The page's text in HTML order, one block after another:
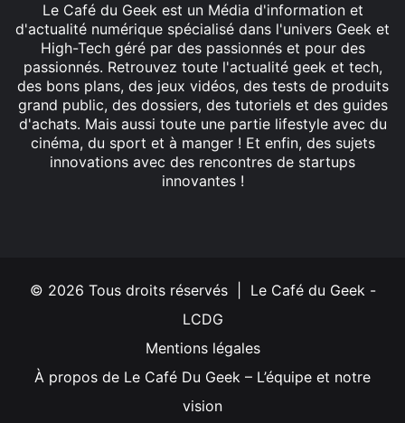
Le Café du Geek est un Média d'information et
d'actualité numérique spécialisé dans l'univers Geek et
High-Tech géré par des passionnés et pour des
passionnés. Retrouvez toute l'actualité geek et tech,
des bons plans, des jeux vidéos, des tests de produits
grand public, des dossiers, des tutoriels et des guides
d'achats. Mais aussi toute une partie lifestyle avec du
cinéma, du sport et à manger ! Et enfin, des sujets
innovations avec des rencontres de startups
innovantes !
© 2026 Tous droits réservés | Le Café du Geek -
LCDG
Mentions légales
À propos de Le Café Du Geek – L’équipe et notre
vision